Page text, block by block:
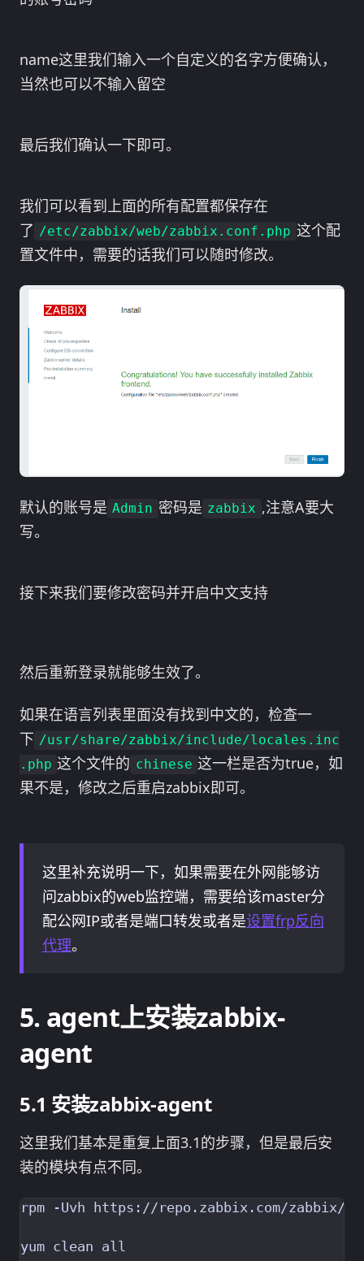
name这里我们输入一个自定义的名字方便确认，
当然也可以不输入留空
最后我们确认一下即可。
我们可以看到上面的所有配置都保存在
了 /etc/zabbix/web/zabbix.conf.php 这个配
置文件中，需要的话我们可以随时修改。
默认的账号是 Admin 密码是 zabbix ,注意A要大
写。
接下来我们要修改密码并开启中文支持
然后重新登录就能够生效了。
如果在语言列表里面没有找到中文的，检查一
下 /usr/share/zabbix/include/locales.inc
.php 这个文件的 chinese 这一栏是否为true，如
果不是，修改之后重启zabbix即可。
这里补充说明一下，如果需要在外网能够访
问zabbix的web监控端，需要给该master分
配公网IP或者是端口转发或者是设置frp反向
代理。
agent上安装zabbix-
agent
安装zabbix-agent
这里我们基本是重复上面3.1的步骤，但是最后安
装的模块有点不同。
rpm -Uvh https://repo.zabbix.com/zabbix/
yum clean all